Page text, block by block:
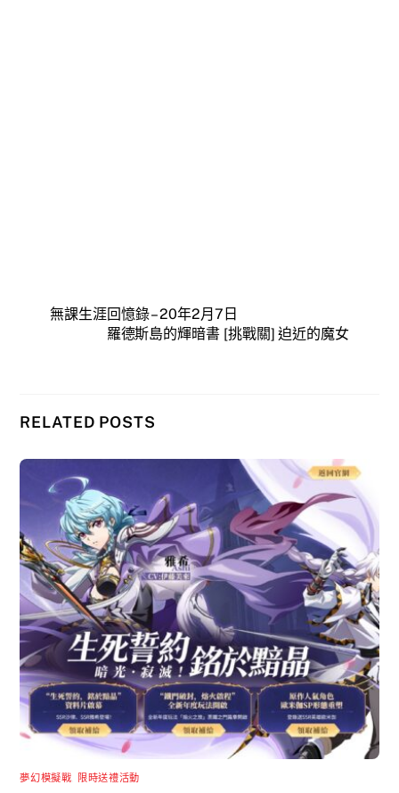
無課生涯回憶錄 – 20年2月7日
羅德斯島的輝暗書 [挑戰關] 迫近的魔女
RELATED POSTS
夢幻模擬戰 限時送禮活動